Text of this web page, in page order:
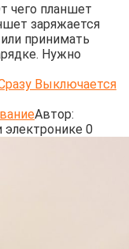
чего планшет
заряжается
принимать
Нужно
Выключается
Автор:
электронике 0